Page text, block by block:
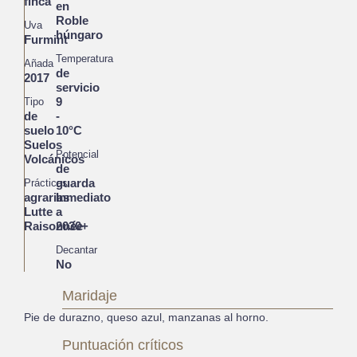
Uva
Furmint
Añada
2017
Tipo
de
suelo
Suelos
Volcánicos
Prácticas
agrarias
Lutte
Raisonnée
en
Roble
húngaro
Temperatura
de
servicio
9
-
10°C
Potencial
de
guarda
Inmediato
a
2030+
Decantar
No
Maridaje
Pie de durazno, queso azul, manzanas al horno.
Puntuación críticos